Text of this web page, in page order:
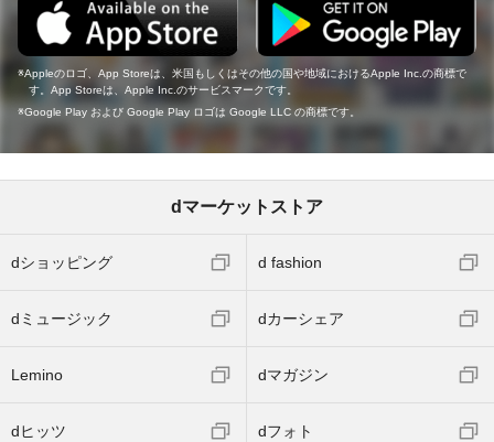
Appleのロゴ、App Storeは、米国もしくはその他の国や地域におけるApple Inc.の商標で
す。App Storeは、Apple Inc.のサービスマークです。
Google Play および Google Play ロゴは Google LLC の商標です。
dマーケットストア
dショッピング d fashion
dミュージック dカーシェア
Lemino dマガジン
dヒッツ dフォト